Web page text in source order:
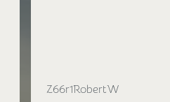
Z66r1RobertW